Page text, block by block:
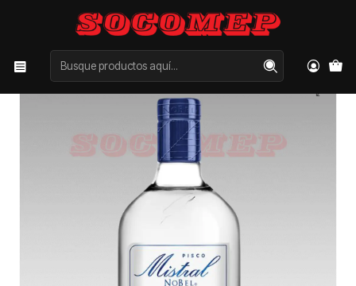
Inicio Categorías LICORES
PISCO
Pisco Mistral Nobel Cristalino 750cc